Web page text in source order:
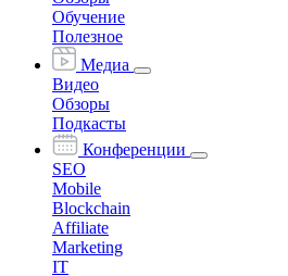
Обучение
Полезное
Медиа
Видео
Обзоры
Подкасты
Конференции
SEO
Mobile
Blockchain
Affiliate
Marketing
IT